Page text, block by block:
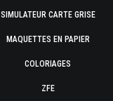
SIMULATEUR CARTE GRISE
MAQUETTES EN PAPIER
COLORIAGES
ZFE